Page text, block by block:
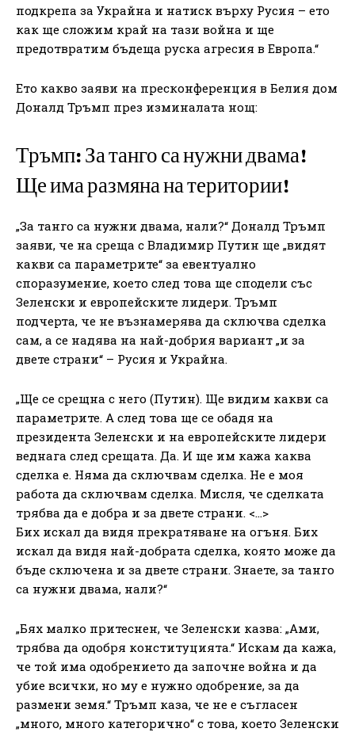
подкрепа за Украйна и натиск върху Русия – ето
как ще сложим край на тази война и ще
предотвратим бъдеща руска агресия в Европа.“
Ето какво заяви на пресконференция в Белия дом
Доналд Тръмп през изминалата нощ:
Тръмп: За танго са нужни двама!
Ще има размяна на територии!
„За танго са нужни двама, нали?“ Доналд Тръмп
заяви, че на среща с Владимир Путин ще „видят
какви са параметрите“ за евентуално
споразумение, което след това ще сподели със
Зеленски и европейските лидери. Тръмп
подчерта, че не възнамерява да сключва сделка
сам, а се надява на най-добрия вариант „и за
двете страни“ – Русия и Украйна.
„Ще се срещна с него (Путин). Ще видим какви са
параметрите. А след това ще се обадя на
президента Зеленски и на европейските лидери
веднага след срещата. Да. И ще им кажа каква
сделка е. Няма да сключвам сделка. Не е моя
работа да сключвам сделка. Мисля, че сделката
трябва да е добра и за двете страни. <…>
Бих искал да видя прекратяване на огъня. Бих
искал да видя най-добрата сделка, която може да
бъде сключена и за двете страни. Знаете, за танго
са нужни двама, нали?“
„Бях малко притеснен, че Зеленски казва: „Ами,
трябва да одобря конституцията.“ Искам да кажа,
че той има одобрението да започне война и да
убие всички, но му е нужно одобрение, за да
размени земя.“ Тръмп каза, че не е съгласен
„много, много категорично“ с това, което Зеленски